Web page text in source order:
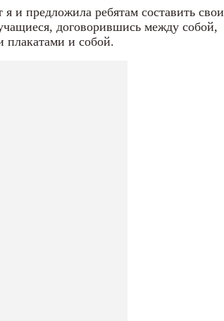
и предложила ребятам составить свои
договорившись между собой,
плакатами и собой.